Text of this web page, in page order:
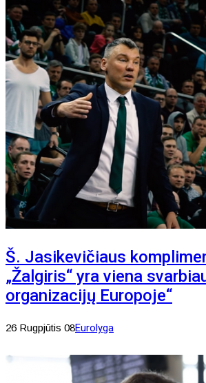
Š. Jasikevičiaus
„Žalgiris“ yra viena
organizacijų Europoje“
26 Rugpjūtis 08Eurolyga